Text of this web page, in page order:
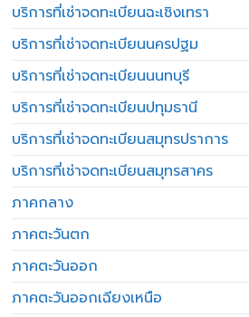
บริการที่เช่าจดทะเบียนฉะเชิงเทรา
บริการที่เช่าจดทะเบียนนครปฐม
บริการที่เช่าจดทะเบียนนนทบุรี
บริการที่เช่าจดทะเบียนปทุมธานี
บริการที่เช่าจดทะเบียนสมุทรปราการ
บริการที่เช่าจดทะเบียนสมุทรสาคร
ภาคกลาง
ภาคตะวันตก
ภาคตะวันออก
ภาคตะวันออกเฉียงเหนือ